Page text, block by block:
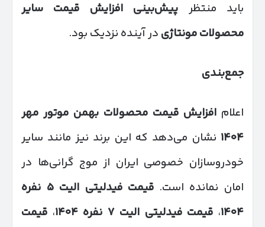
باید منتظر پیش‌بینی افزایش قیمت سایر
محصولات مونتاژی در آینده نزدیک بود.
جمع‌بندی
اعلام افزایش قیمت محصولات بهمن موتور مهر
۱۴۰۴ نشان می‌دهد که این برند نیز مانند سایر
خودروسازان خصوصی ایران از موج گرانی‌ها در
امان نمانده است. قیمت فیدلیتی الیت۵ نفره
۱۴۰۴، قیمت فیدلیتی الیت۷ نفره۱۴۰۴، قیمت